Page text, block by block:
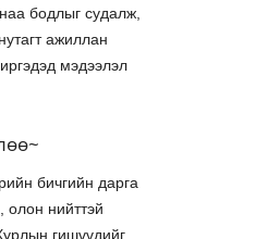
бодлыг судалж,
ажиллан
мэдээлэл
бичгийн дарга
олон нийттэй
гишүүдийг